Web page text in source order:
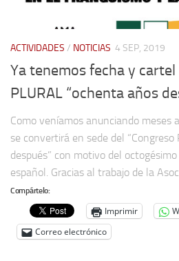
ACTIVIDADES / NOTICIAS 4 SEP, 2019
Ya tenemos fecha y cartel
PLURAL “ochenta años
Como veníamos anunciando meses
se convertirá en sede del
después” con motivo del
español. Gracias al trabajo de la
Compártelo:
Imprimir
Correo electrónico